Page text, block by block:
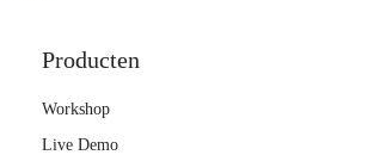
Producten
Workshop
Live Demo